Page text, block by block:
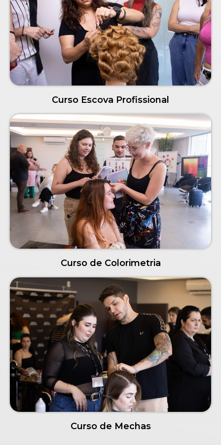
Curso Escova Profissional
Curso de Colorimetria
Curso de Mechas